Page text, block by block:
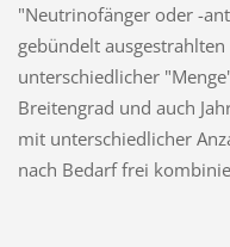
"Neutrinofänger oder -
gebündelt
unterschiedlicher
Breitengrad und auch
mit unterschiedlicher
nach Bedarf frei